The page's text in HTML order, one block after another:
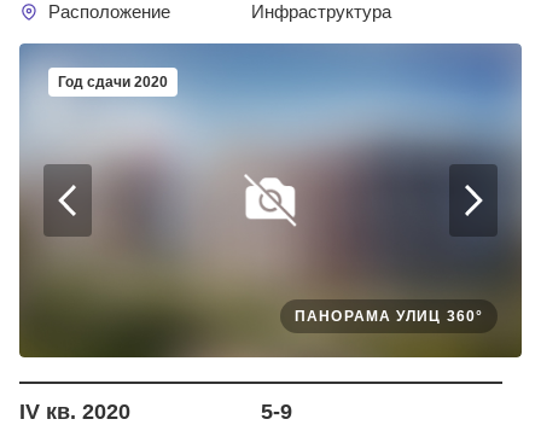
Расположение
Инфраструктура
Год сдачи 2020
ПАНОРАМА УЛИЦ 360°
IV кв. 2020 5-9